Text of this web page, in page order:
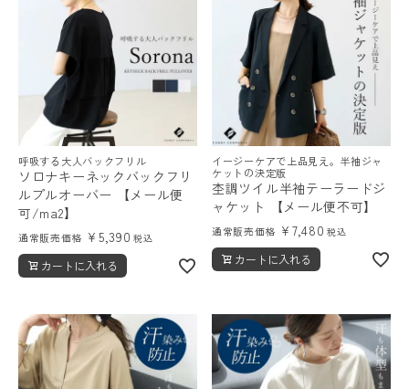
呼吸する大人バックフリル
ソロナキーネックバックフリ
ルプルオーバー 【メール便
可/ma2】
通常販売価格 ¥ 5,390 税込
カートに入れる
イージーケアで上品見え。半袖ジャ
ケットの決定版
杢調ツイル半袖テーラードジ
ャケット 【メール便不可】
通常販売価格 ¥ 7,480 税込
カートに入れる